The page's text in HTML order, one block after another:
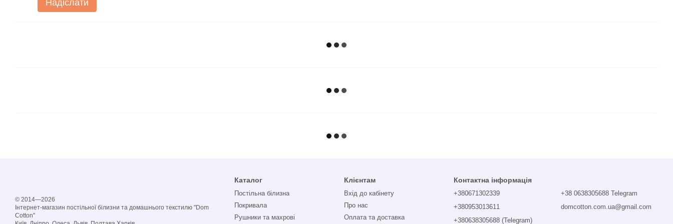
Надіслати
© 2014—2026
Інтернет-магазин постільної білизни та домашнього текстилю "Dom
Cotton"
Каталог
Постільна білизна
Покривала
Рушники та махрові
Клієнтам
Вхід до кабінету
Про нас
Оплата та доставка
Контактна інформація
+380671302339
+380953013611
+380638305688 (Telegram)
+38 0638305688 Telegram
domcotton.com.ua@gmail.com